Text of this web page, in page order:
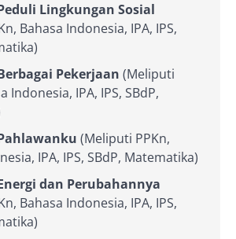
Lingkungan Sosial
Bahasa Indonesia, IPA, IPS,
Pekerjaan (Meliputi
Indonesia, IPA, IPS, SBdP,
(Meliputi PPKn,
IPA, IPS, SBdP, Matematika)
dan Perubahannya
Bahasa Indonesia, IPA, IPS,